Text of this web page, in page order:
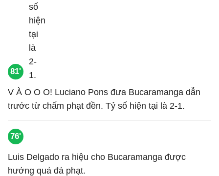
81'
V À O O O! Luciano Pons đưa Bucaramanga dẫn
trước từ chấm phạt đền. Tỷ số hiện tại là 2-1.
76'
Luis Delgado ra hiệu cho Bucaramanga được
hưởng quả đá phạt.